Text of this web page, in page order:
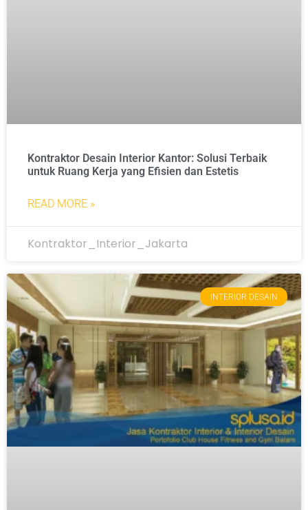
Kontraktor Desain Interior Kantor: Solusi Terbaik
untuk Ruang Kerja yang Efisien dan Estetis
READ MORE »
Kontraktor_Interior_Jakarta
INTERIOR DESAIN